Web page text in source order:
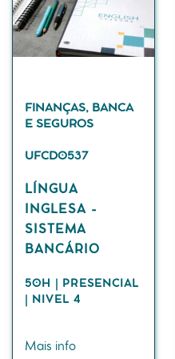
FINANÇAS, BANCA
E SEGUROS
UFCD0537
LÍNGUA
INGLESA -
SISTEMA
BANCÁRIO
50H | PRESENCIAL
| NIVEL 4
Mais info